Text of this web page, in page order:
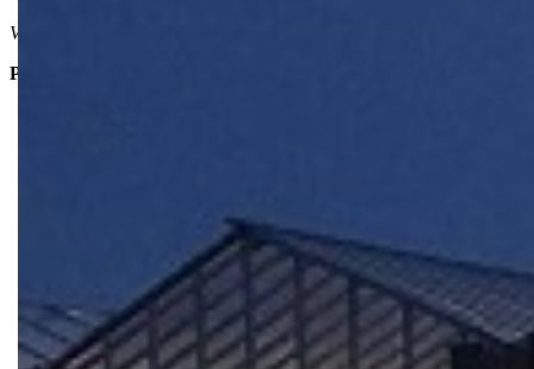
Više detalja o primeni pogledajte u katalogu Van Iperen ( pogledaj
Pakovanje